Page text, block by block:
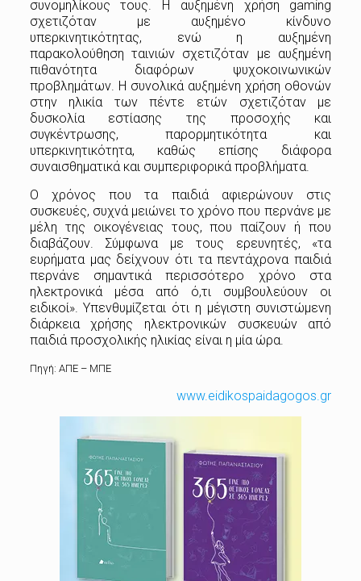
συνομηλίκους τους. Η αυξημένη χρήση gaming
σχετιζόταν με αυξημένο κίνδυνο
υπερκινητικότητας, ενώ η αυξημένη
παρακολούθηση ταινιών σχετιζόταν με αυξημένη
πιθανότητα διαφόρων ψυχοκοινωνικών
προβλημάτων. Η συνολικά αυξημένη χρήση οθονών
στην ηλικία των πέντε ετών σχετιζόταν με
δυσκολία εστίασης της προσοχής και
συγκέντρωσης, παρορμητικότητα και
υπερκινητικότητα, καθώς επίσης διάφορα
συναισθηματικά και συμπεριφορικά προβλήματα.
Ο χρόνος που τα παιδιά αφιερώνουν στις
συσκευές, συχνά μειώνει το χρόνο που περνάνε με
μέλη της οικογένειας τους, που παίζουν ή που
διαβάζουν. Σύμφωνα με τους ερευνητές, «τα
ευρήματα μας δείχνουν ότι τα πεντάχρονα παιδιά
περνάνε σημαντικά περισσότερο χρόνο στα
ηλεκτρονικά μέσα από ό,τι συμβουλεύουν οι
ειδικοί». Υπενθυμίζεται ότι η μέγιστη συνιστώμενη
διάρκεια χρήσης ηλεκτρονικών συσκευών από
παιδιά προσχολικής ηλικίας είναι η μία ώρα.
Πηγή: ΑΠΕ – ΜΠΕ
www.eidikospaidagogos.gr